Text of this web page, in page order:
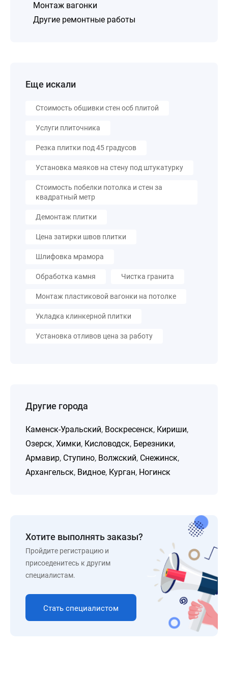
Монтаж вагонки
Другие ремонтные работы
Еще искали
Стоимость обшивки стен осб плитой
Услуги плиточника
Резка плитки под 45 градусов
Установка маяков на стену под штукатурку
Стоимость побелки потолка и стен за
квадратный метр
Демонтаж плитки
Цена затирки швов плитки
Шлифовка мрамора
Обработка камня Чистка гранита
Монтаж пластиковой вагонки на потолке
Укладка клинкерной плитки
Установка отливов цена за работу
Другие города
Каменск-Уральский, Воскресенск, Кириши,
Озерск, Химки, Кисловодск, Березники,
Армавир, Ступино, Волжский, Снежинск,
Архангельск, Видное, Курган, Ногинск
Хотите выполнять заказы?
Пройдите регистрацию и
присоеденитесь к другим
специалистам.
Стать специалистом